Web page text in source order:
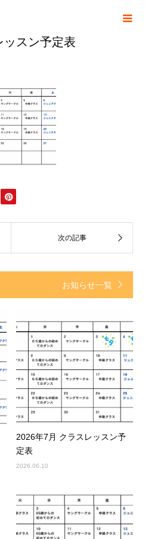
ッスン予定表
お知らせ一覧
2026年7月 クラスレッスン予
定表
2026.06.10